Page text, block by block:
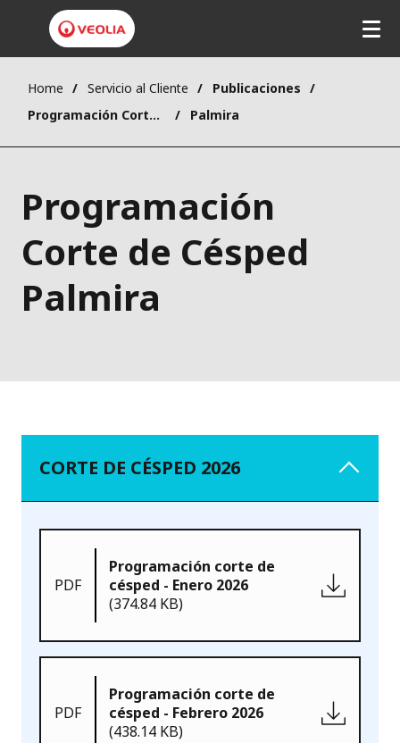
Home Servicio al Cliente
Publicaciones
Programación Corte de Césped
Palmira
Programación
Corte de Césped
Palmira
CORTE DE CÉSPED 2026
PDF
Programación corte de
césped - Enero 2026
(374.84 KB)
PDF
Programación corte de
césped - Febrero 2026
(438.14 KB)